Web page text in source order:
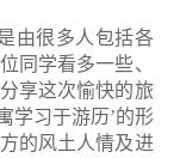
由很多人包括各
同学看多一些、
享这次愉快的旅
学习于游历’的形
的风土人情及进